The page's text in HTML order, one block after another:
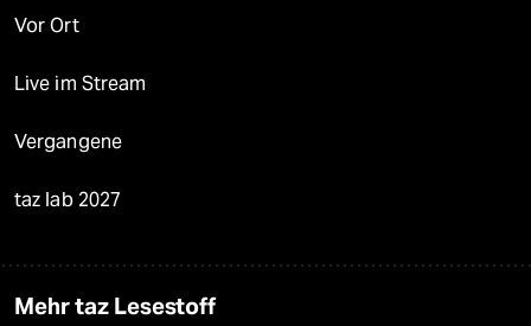
Vor Ort
Live im Stream
Vergangene
taz lab 2027
Mehr taz Lesestoff